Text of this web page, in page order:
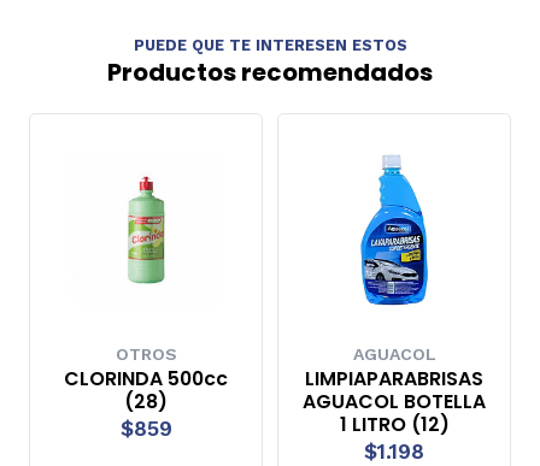
PUEDE QUE TE INTERESEN ESTOS
Productos recomendados
OTROS
CLORINDA 500cc
(28)
$859
AGUACOL
LIMPIAPARABRISAS
AGUACOL BOTELLA
1 LITRO (12)
$1.198